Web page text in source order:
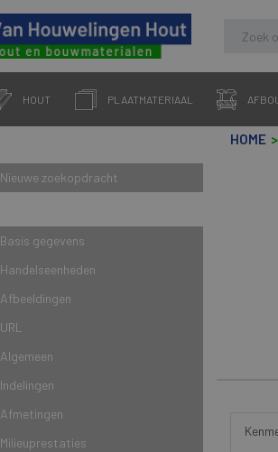
HOUT PLAATMATERIAAL
Nieuwe zoekopdracht
Basis gegevens
Handelseenheden
Afbeeldingen
URL
Algemeen
Indelingen
Afmetingen
Milieuprestaties
HOME